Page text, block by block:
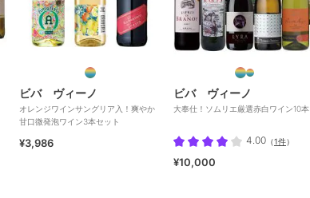
ビバ ヴィーノ
オレンジワインサングリア入！爽やか
甘口微発泡ワイン3本セット
¥3,986
ビバ ヴィーノ
大奉仕！ソムリエ厳選赤白ワイン10本
4.00 （1件）
¥10,000